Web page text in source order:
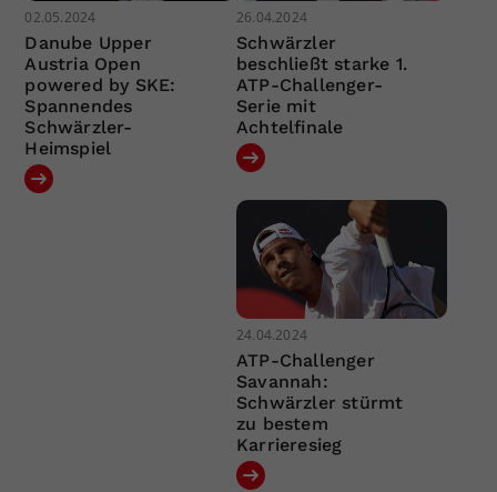
02.05.2024
Danube Upper
Austria Open
powered by SKE:
Spannendes
Schwärzler-
Heimspiel
26.04.2024
Schwärzler
beschließt starke 1.
ATP-Challenger-
Serie mit
Achtelfinale
24.04.2024
ATP-Challenger
Savannah:
Schwärzler stürmt
zu bestem
Karrieresieg